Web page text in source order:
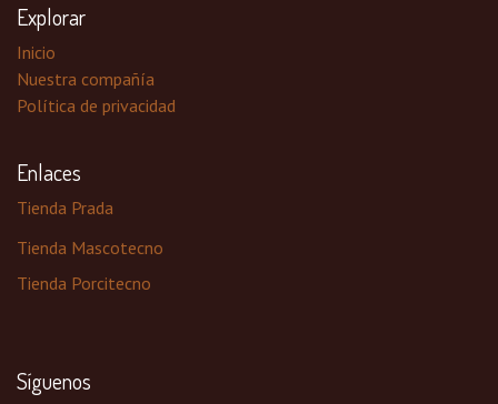
Explorar
Inicio
Nuestra compañía
Política de privacidad
Enlaces
Tienda Prada
Tienda Mascotecno
Tienda Porcitecno
Síguenos